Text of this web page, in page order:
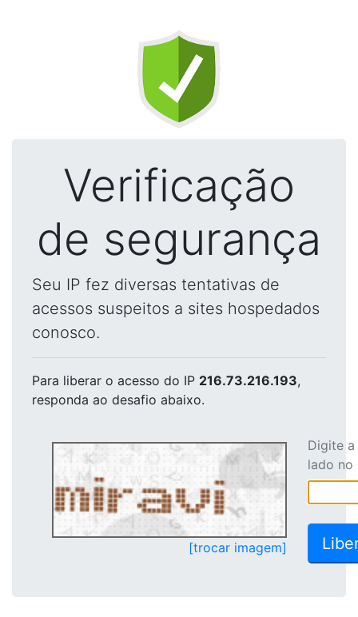
Verificação
de segurança
Seu IP fez diversas tentativas de
acessos suspeitos a sites hospedados
conosco.
Para liberar o acesso do IP 216.73.216.193,
responda ao desafio abaixo.
[trocar imagem]
Digite
lado no